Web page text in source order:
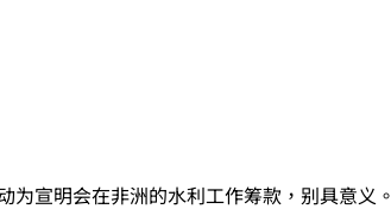
为宣明会在非洲的水利工作筹款，别具意义。